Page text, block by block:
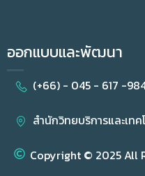
ออกแบบและพัฒนา
(+66) - 045 - 617 -
สำนักวิทยบริการและเท
Copyright © 2025 All